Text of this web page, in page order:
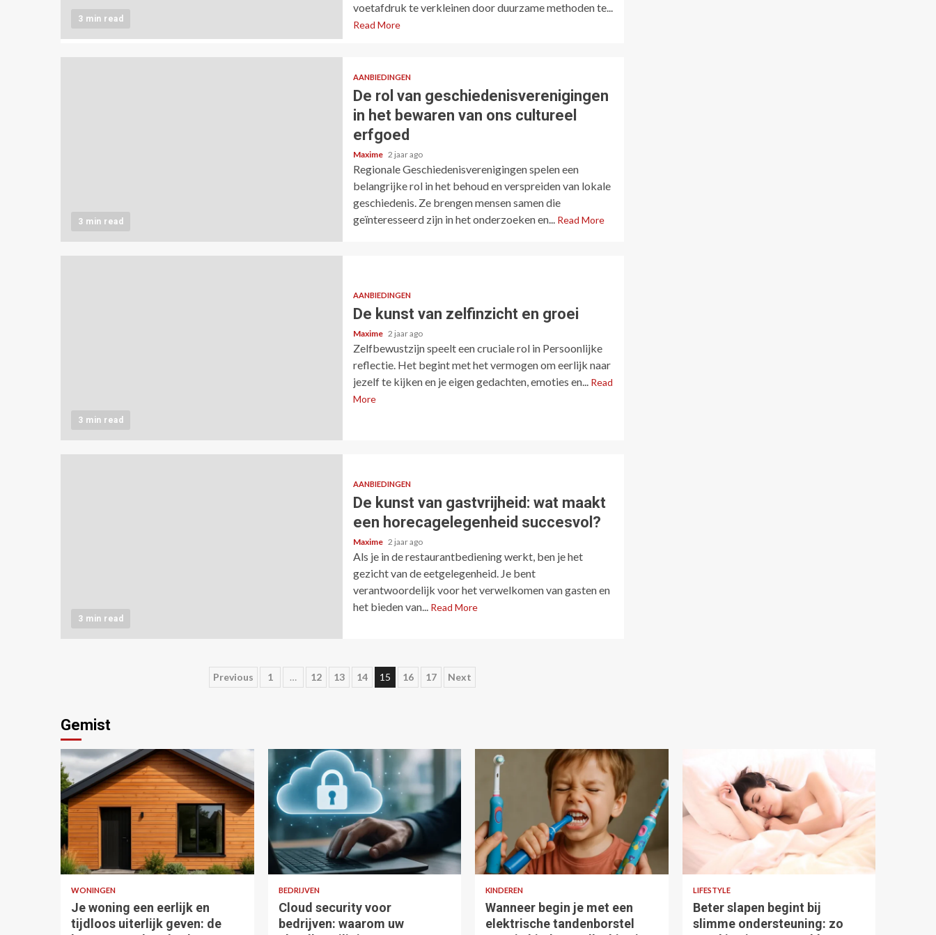
3 min read
voetafdruk te verkleinen door duurzame methoden te...
Read More
3 min read
AANBIEDINGEN
De rol van geschiedenisverenigingen
in het bewaren van ons cultureel
erfgoed
Maxime 2 jaar ago
Regionale Geschiedenisverenigingen spelen een
belangrijke rol in het behoud en verspreiden van lokale
geschiedenis. Ze brengen mensen samen die
geïnteresseerd zijn in het onderzoeken en...
Read More
3 min read
AANBIEDINGEN
De kunst van zelfinzicht en groei
Maxime 2 jaar ago
Zelfbewustzijn speelt een cruciale rol in Persoonlijke
reflectie. Het begint met het vermogen om eerlijk naar
jezelf te kijken en je eigen gedachten, emoties en...
Read
More
3 min read
AANBIEDINGEN
De kunst van gastvrijheid: wat maakt
een horecagelegenheid succesvol?
Maxime 2 jaar ago
Als je in de restaurantbediening werkt, ben je het
gezicht van de eetgelegenheid. Je bent
verantwoordelijk voor het verwelkomen van gasten en
het bieden van...
Read More
Posts
Previous 1 … 12 13 14 15 16 17 Next
Gemist
5 min read
WONINGEN
Je woning een eerlijk en
tijdloos uiterlijk geven: de
4 min read
BEDRIJVEN
Cloud security voor
bedrijven: waarom uw
4 min read
KINDEREN
Wanneer begin je met een
elektrische tandenborstel
LIFESTYLE
Beter slapen begint bij
slimme ondersteuning: zo